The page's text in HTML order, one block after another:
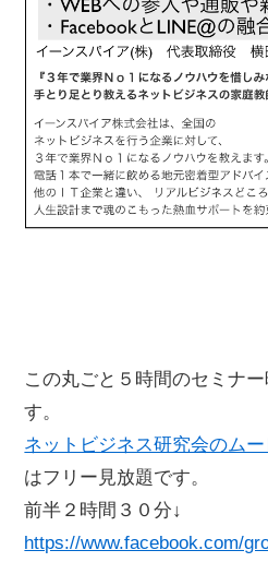
この丸ごと５時間のセミナ
す。
ネットビジネス研究会のム
はフリー見放題です。
前半２時間３０分↓
https://www.facebook.com/